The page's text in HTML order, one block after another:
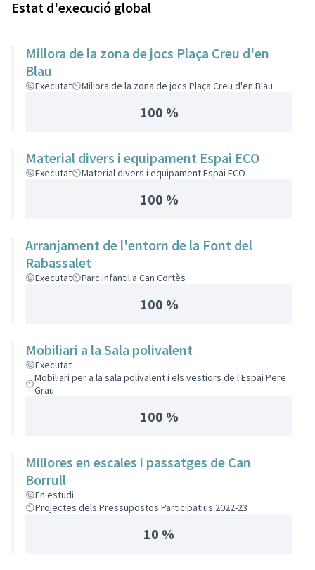
Estat d'execució global
Millora de la zona de jocs Plaça Creu d'en
Blau
Executat Millora de la zona de jocs Plaça Creu d'en Blau
100 %
Material divers i equipament Espai ECO
Executat Material divers i equipament Espai ECO
100 %
Arranjament de l'entorn de la Font del
Rabassalet
Executat Parc infantil a Can Cortès
100 %
Mobiliari a la Sala polivalent
Executat
Mobiliari per a la sala polivalent i els vestiors de l'Espai Pere
Grau
100 %
Millores en escales i passatges de Can
Borrull
En estudi
Projectes dels Pressupostos Participatius 2022-23
10 %